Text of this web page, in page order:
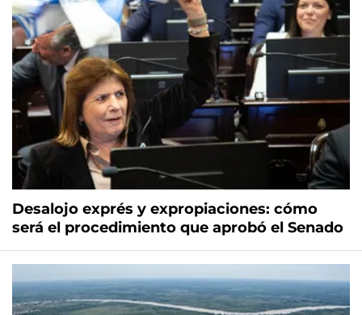
Desalojo exprés y expropiaciones: cómo
será el procedimiento que aprobó el Senado